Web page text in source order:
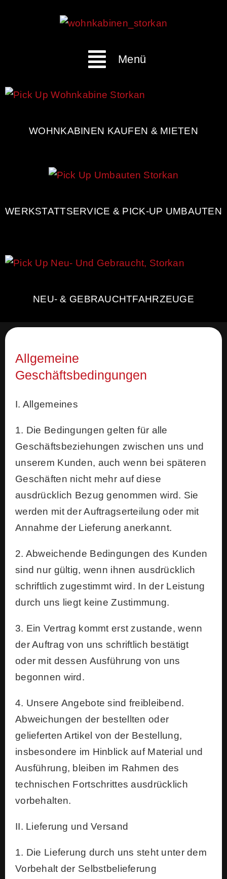
Menü
WOHNKABINEN KAUFEN & MIETEN
WERKSTATTSERVICE & PICK-UP UMBAUTEN
NEU- & GEBRAUCHTFAHRZEUGE
Allgemeine
Geschäftsbedingungen
I. Allgemeines
1. Die Bedingungen gelten für alle
Geschäftsbeziehungen zwischen uns und
unserem Kunden, auch wenn bei späteren
Geschäften nicht mehr auf diese
ausdrücklich Bezug genommen wird. Sie
werden mit der Auftragserteilung oder mit
Annahme der Lieferung anerkannt.
2. Abweichende Bedingungen des Kunden
sind nur gültig, wenn ihnen ausdrücklich
schriftlich zugestimmt wird. In der Leistung
durch uns liegt keine Zustimmung.
3. Ein Vertrag kommt erst zustande, wenn
der Auftrag von uns schriftlich bestätigt
oder mit dessen Ausführung von uns
begonnen wird.
4. Unsere Angebote sind freibleibend.
Abweichungen der bestellten oder
gelieferten Artikel von der Bestellung,
insbesondere im Hinblick auf Material und
Ausführung, bleiben im Rahmen des
technischen Fortschrittes ausdrücklich
vorbehalten.
II. Lieferung und Versand
1. Die Lieferung durch uns steht unter dem
Vorbehalt der Selbstbelieferung